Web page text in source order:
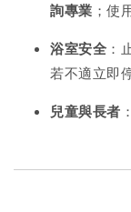
詢專業 ；使
浴室安全 ：
若不適立即
兒童與長者